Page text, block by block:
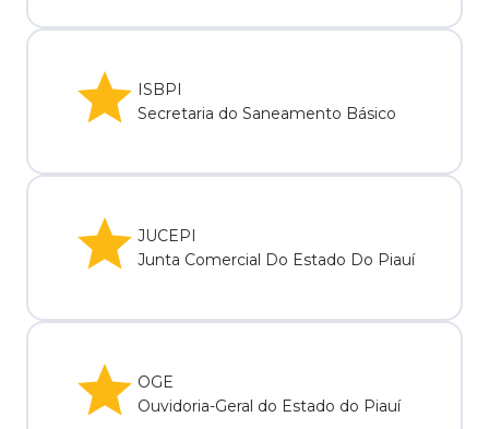
ISBPI
Secretaria do Saneamento Básico
JUCEPI
Junta Comercial Do Estado Do Piauí
OGE
Ouvidoria-Geral do Estado do Piauí